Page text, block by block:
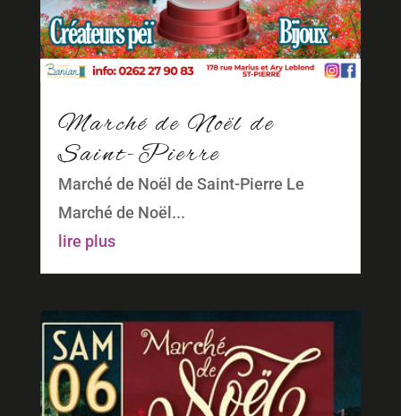
Marché de Noël de
Saint-Pierre
Marché de Noël de Saint-Pierre Le
Marché de Noël...
lire plus